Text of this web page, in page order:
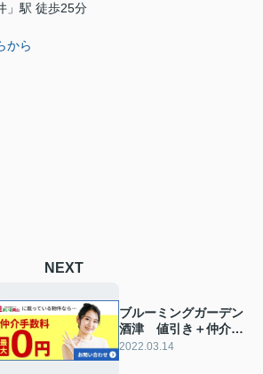
」駅 徒歩25分
から
NEXT
ブルーミングガーデン
酒津 値引き＋仲介手
数料無料です！
2022.03.14